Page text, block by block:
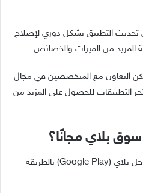
التطبيق بشكل دوري لإصلاح
المزيد من الميزات والخصائص.
التعاون مع المتخصصين في مجال
التطبيقات للحصول على المزيد من
بلاي مجانًا؟
يمكنك رفع تطبيقك على متجر جوجل بلاي (Google Play) بالطريقة